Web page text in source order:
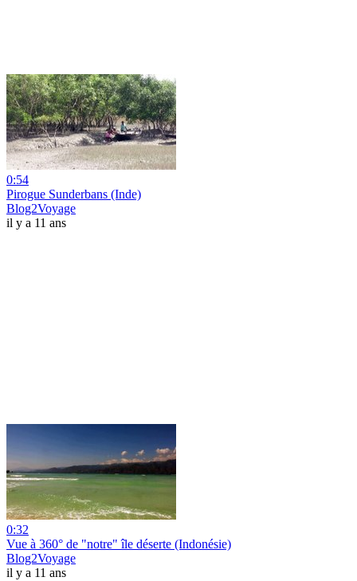
0:54
Pirogue Sunderbans (Inde)
Blog2Voyage
il y a 11 ans
0:32
Vue à 360° de "notre" île déserte (Indonésie)
Blog2Voyage
il y a 11 ans